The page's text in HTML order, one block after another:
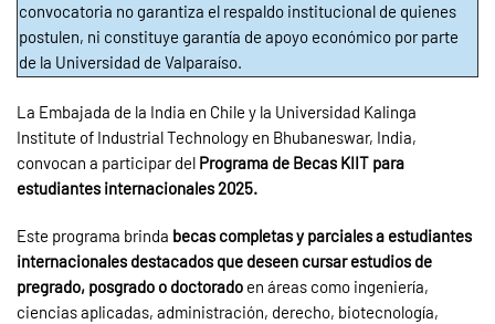
convocatoria no garantiza el respaldo institucional de quienes
postulen, ni constituye garantía de apoyo económico por parte
de la Universidad de Valparaíso.
La Embajada de la India en Chile y la Universidad Kalinga
Institute of Industrial Technology en Bhubaneswar, India,
convocan a participar del Programa de Becas KIIT para
estudiantes internacionales 2025.
Este programa brinda becas completas y parciales a estudiantes
internacionales destacados que deseen cursar estudios de
pregrado, posgrado o doctorado en áreas como ingeniería,
ciencias aplicadas, administración, derecho, biotecnología,